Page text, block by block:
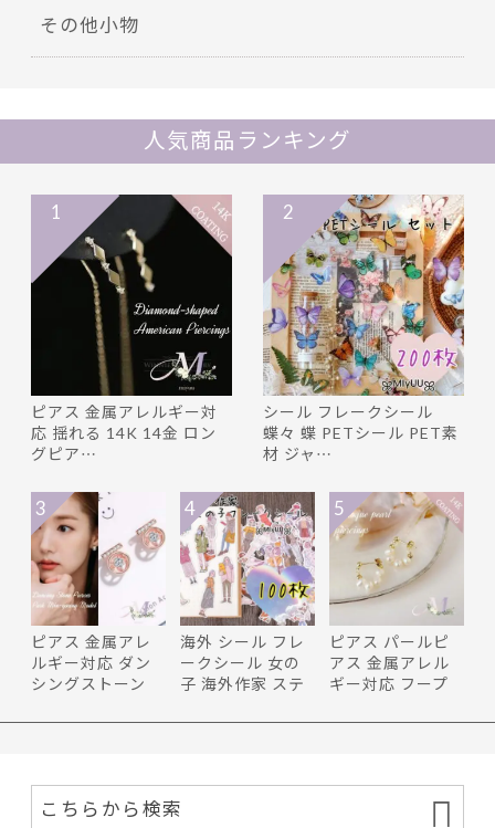
その他小物
人気商品ランキング
ピアス 金属アレルギー対
応 揺れる 14K 14金 ロン
グピア…
1
シール フレークシール
蝶々 蝶 PETシール PET素
材 ジャ…
2
ピアス 金属アレ
ルギー対応 ダン
シングストーン
3
海外 シール フレ
ークシール 女の
子 海外作家 ステ
4
ピアス パールピ
アス 金属アレル
ギー対応 フープ
5